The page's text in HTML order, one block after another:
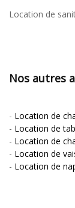
Location de
Nos autres
- Location de
- Location de
- Location de
- Location de
- Location de